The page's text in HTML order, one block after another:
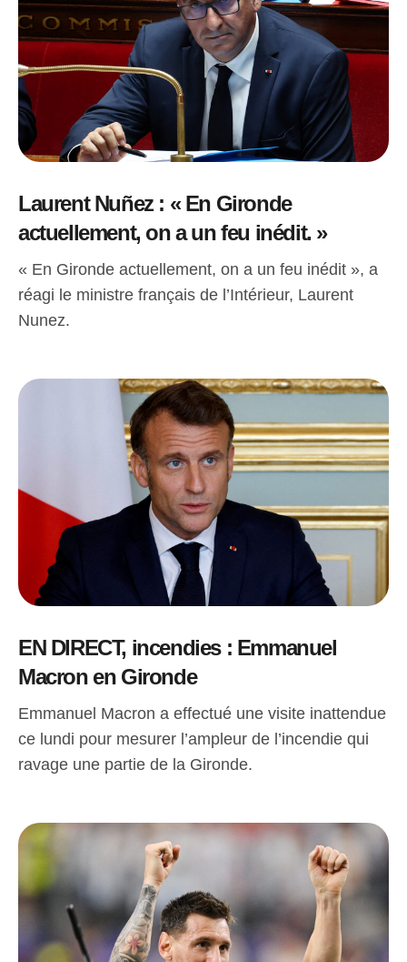
Laurent Nuñez : « En Gironde
actuellement, on a un feu inédit. »
« En Gironde actuellement, on a un feu inédit », a
réagi le ministre français de l’Intérieur, Laurent
Nunez.
EN DIRECT, incendies : Emmanuel
Macron en Gironde
Emmanuel Macron a effectué une visite inattendue
ce lundi pour mesurer l’ampleur de l’incendie qui
ravage une partie de la Gironde.